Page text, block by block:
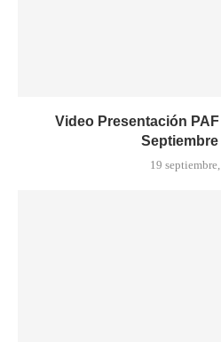
Video Presentación
Septiembre
19